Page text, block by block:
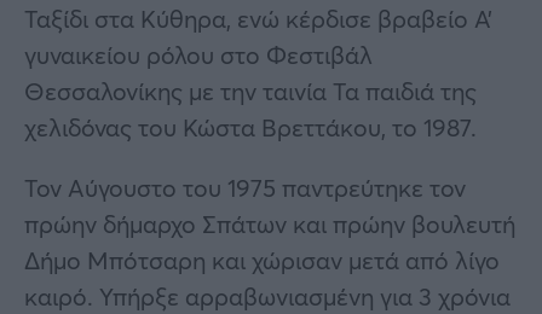
Ταξίδι στα Κύθηρα, ενώ κέρδισε βραβείο Α’
γυναικείου ρόλου στο Φεστιβάλ
Θεσσαλονίκης με την ταινία Τα παιδιά της
χελιδόνας του Κώστα Βρεττάκου, το 1987.
Τον Αύγουστο του 1975 παντρεύτηκε τον
πρώην δήμαρχο Σπάτων και πρώην βουλευτή
Δήμο Μπότσαρη και χώρισαν μετά από λίγο
καιρό. Υπήρξε αρραβωνιασμένη για 3 χρόνια